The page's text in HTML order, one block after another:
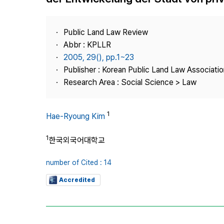
Best Practice
Public Land Law Review
Abbr : KPLLR
2005, 29(), pp.1~23
Publisher : Korean Public Land Law
Research Area : Social Science > Law
Hae-Ryoung Kim 1
1한국외국어대학교
number of Cited : 14
Accredited